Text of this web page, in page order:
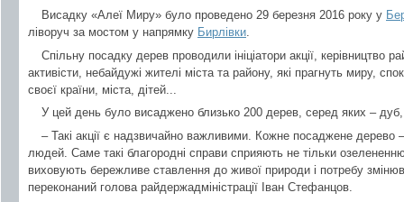
Висадку «Алеї Миру» було проведено 29 березня 2016 року у
ліворуч за мостом у напрямку Бирлівки.
Спільну посадку дерев проводили ініціатори акції, керівництво
активісти, небайдужі жителі міста та району, які прагнуть миру,
своєї країни, міста, дітей...
У цей день було висаджено близько 200 дерев, серед яких –
– Такі акції є надзвичайно важливими. Кожне посаджене дерево –
людей. Саме такі благородні справи сприяють не тільки
виховують бережливе ставлення до живої природи і потребу
переконаний голова райдержадміністрації Іван Стефанцов.